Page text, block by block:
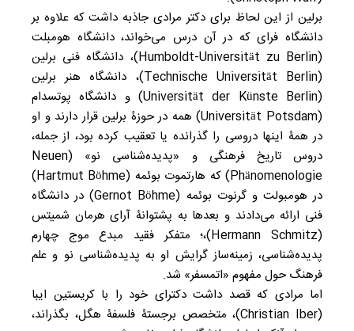
برلین از این لحاظ برای دکتر مرادی جاذبه داشت که علاوه بر
دانشگاه فرای که در آن درس می‌خواند، دانشگاه هومبلت
(Humboldt-Universität zu Berlin)، دانشگاه فنی برلین
(Technische Universität Berlin)، دانشگاه هنر برلین
(Universität der Künste Berlin) و دانشگاه پوتسدام
(Universität Potsdam) همه در حوزۀ برلین قرار دارند و او
در همۀ اینها دروسی را گذرانده یا تعقیب کرده بود، از جمله،
دروس تاریخ فرهنگی و «پدیده‌شناسی نو» (Neuen
Phänomenologie) که هارتموت بوئمه (Hartmut Böhme)
در هومبولت و گرنوت بوئمه (Gernot Böhme) در دانشگاه
فنی ارائه می‌دادند و بعدها به پشتوانۀ آرای هرمان شمیتس
(Hermann Schmitz)،؛ متفکر فقید مبدع موج چهارم
پدیده‌شناسی، زمینه‌ساز گرایش او به پدیده‌شناسی نو و علم
فرهنگ حول مفهوم «اتمسفر» شد.
اما مرادی که قصد داشت دکترای خود را با کریستین ایبا
(Christian Iber)، متخصص برجستۀ فلسفۀ هگل، بگذراند،